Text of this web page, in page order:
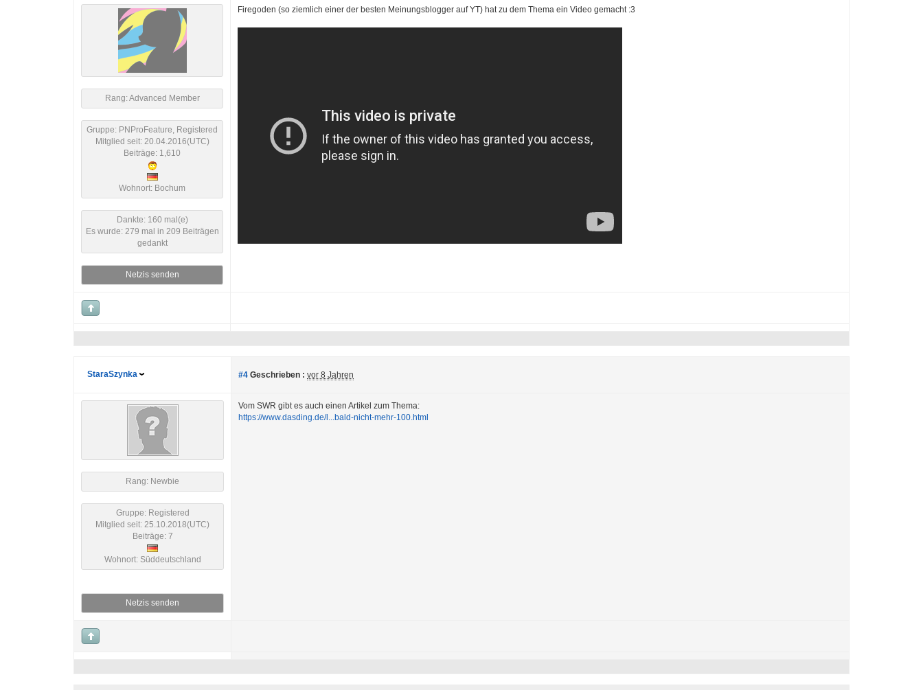
Rang: Advanced Member
Gruppe: PNProFeature, Registered
Mitglied seit: 20.04.2016(UTC)
Beiträge: 1,610
Wohnort: Bochum
Dankte: 160 mal(e)
Es wurde: 279 mal in 209 Beiträgen
gedankt
Netzis senden
Firegoden (so ziemlich einer der besten Meinungsblogger auf YT) hat zu dem Thema ein Video gemacht :3
StaraSzynka #4 Geschrieben : vor 8 Jahren
Rang: Newbie
Gruppe: Registered
Mitglied seit: 25.10.2018(UTC)
Beiträge: 7
Wohnort: Süddeutschland
Netzis senden
Vom SWR gibt es auch einen Artikel zum Thema:
https://www.dasding.de/l...bald-nicht-mehr-100.html